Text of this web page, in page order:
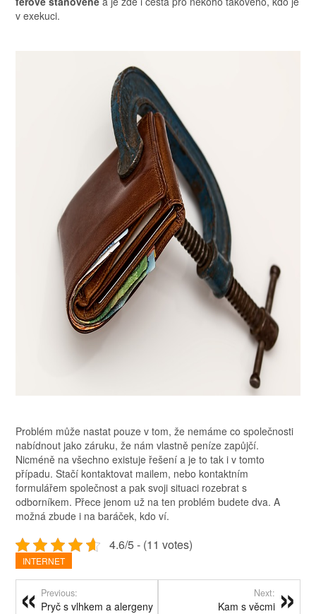
v exekuci.
Problém může nastat pouze v tom, že nemáme co společnosti
nabídnout jako záruku, že nám vlastně peníze zapůjčí.
Nicméně na všechno existuje řešení a je to tak i v tomto
případu. Stačí kontaktovat mailem, nebo kontaktním
formulářem společnost a pak svoji situaci rozebrat s
odborníkem. Přece jenom už na ten problém budete dva. A
možná zbude i na baráček, kdo ví.
4.6/5 - (11 votes)
INTERNET
Previous:
Pryč s vlhkem a alergeny
Next:
Kam s věcmi